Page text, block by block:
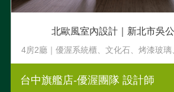
北歐風室內設計｜新北市吳
4房2廳｜優渥系統櫃、文化石、烤漆玻
木地板
台中旗艦店-優渥團隊 設計師